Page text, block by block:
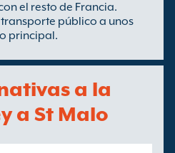
el resto de Francia.
público a unos
principal.
a la
a St Malo